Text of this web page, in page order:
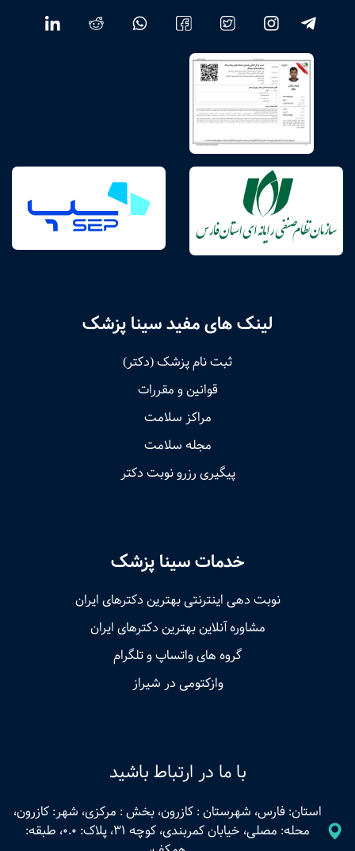
لینک های مفید سینا پزشک
ثبت نام پزشک (دکتر)
قوانین و مقررات
مراکز سلامت
مجله سلامت
پیگیری رزرو نوبت دکتر
خدمات سینا پزشک
نوبت‌ دهی اینترنتی بهترین دکترهای ایران
مشاوره آنلاین بهترین دکترهای ایران
گروه های واتساپ و تلگرام
وازکتومی در شیراز
با ما در ارتباط باشید
استان: فارس، شهرستان : کازرون، بخش : مرکزی، شهر: کازرون،
محله: مصلی، خیابان کمربندی، کوچه 31، پلاک: 0.0، طبقه: